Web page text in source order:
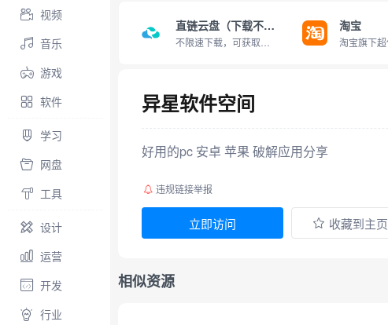
视频
音乐
游戏
软件
学习
网盘
工具
设计
运营
开发
行业
直链云盘（下载不限速） 淘宝
异星软件空间
好用的pc 安卓 苹果 破解应用分享
违规链接举报
立即访问 收藏到主页
相似资源